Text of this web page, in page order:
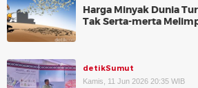
Harga Minyak Dunia
Tak Serta-merta
detikSumut
Kamis, 11 Jun 2026 20:35 WIB